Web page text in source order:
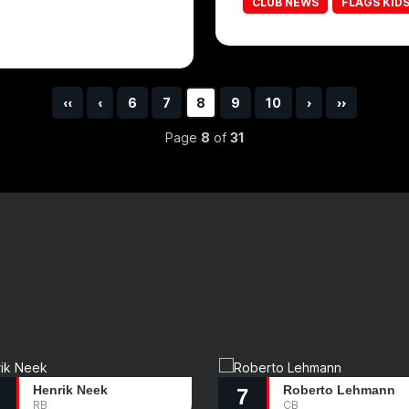
‹‹ ‹ 6 7 8 9 10 › ››
Page 8 of 31
Henrik Neek
RB 7 Roberto Lehmann
CB